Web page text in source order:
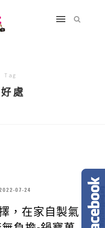
Tag
處
07-24
，在家自製氣